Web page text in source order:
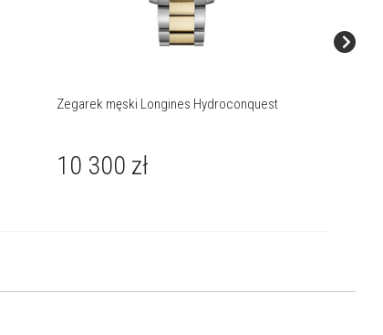
Zegarek męski Longines Hydroconquest
10 300 zł